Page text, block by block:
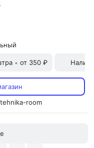
• от 350 ₽
room